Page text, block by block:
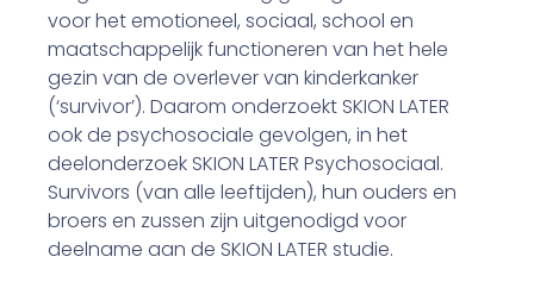
voor het emotioneel, sociaal, school en
maatschappelijk functioneren van het hele
gezin van de overlever van kinderkanker
(‘survivor’). Daarom onderzoekt SKION LATER
ook de psychosociale gevolgen, in het
deelonderzoek SKION LATER Psychosociaal.
Survivors (van alle leeftijden), hun ouders en
broers en zussen zijn uitgenodigd voor
deelname aan de SKION LATER studie.